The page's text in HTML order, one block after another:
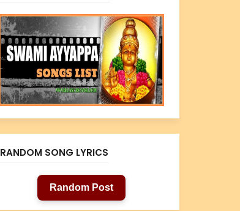
RANDOM SONG LYRICS
Random Post